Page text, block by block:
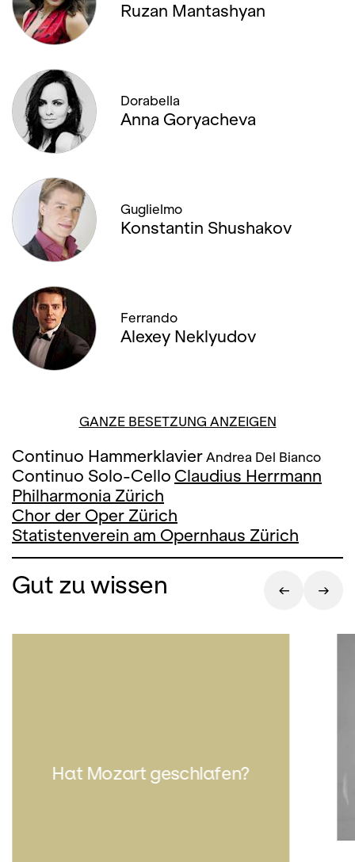
Ruzan Mantashyan
Dorabella
Anna Goryacheva
Guglielmo
Konstantin Shushakov
Ferrando
Alexey Neklyudov
GANZE BESETZUNG ANZEIGEN
Continuo Hammerklavier Andrea Del Bianco
Continuo Solo-Cello Claudius Herrmann
Philharmonia Zürich
Chor der Oper Zürich
Statistenverein am Opernhaus Zürich
Gut zu wissen
Hat Mozart geschlafen?